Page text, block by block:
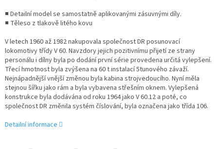
■ Detailní model se samostatně aplikovanými zásuvnými díly.
■ Těleso z tlakově litého kovu
V letech 1960 až 1982 nakupovala společnost DR posunovací
lokomotivy třídy V 60. Navzdory jejich pozitivnímu přijetí ze strany
personálu i dílny byla po dodání první série provedena určitá vylepšení.
Třecí hmotnost byla zvýšena na 60 t instalací 5tunového závaží.
Nejnápadnější vnější změnou byla kabina strojvedoucího. Nyní měla
stejnou šířku jako rám a byla vybavena střešním oknem. Vylepšená
konstrukce byla dodávána od roku 1964 jako V 60.12 a poté, co
společnost DR změnila systém číslování, byla označena jako třída 106.
Detailní informace